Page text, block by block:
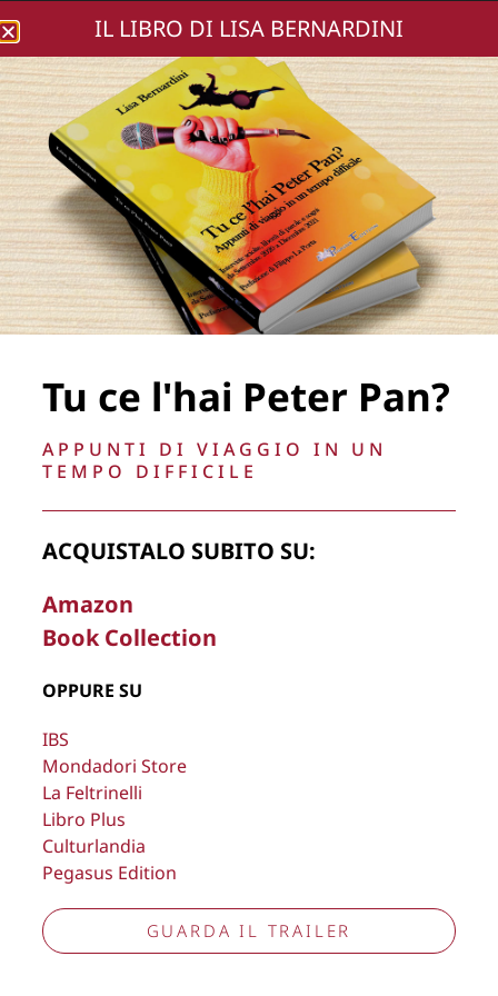
Lisa Bernardini
photomarco (243)
[800×600]
La Direzione stabilisce insindacabilmente di inserire,
rimuovere, oscurare, modificare, immagini e testi del sito, a
propria discrezione.
Copyright © 2026
Aggiorna preferenze tracciamento
IL LIBRO DI LISA BERNARDINI
Tu ce l'hai Peter Pan?
APPUNTI DI VIAGGIO IN UN
TEMPO DIFFICILE
ACQUISTALO SUBITO SU:
Amazon
Book Collection
OPPURE SU
IBS
Mondadori Store
La Feltrinelli
Libro Plus
Culturlandia
Pegasus Edition
GUARDA IL TRAILER